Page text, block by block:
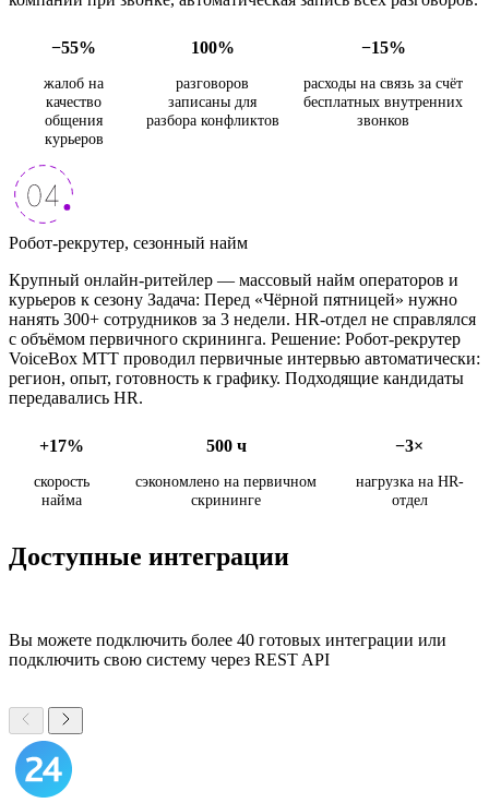
−55% 100% −15%
жалоб на
качество
общения
курьеров
разговоров
записаны для
разбора конфликтов
расходы на связь за счёт
бесплатных внутренних
звонков
Робот-рекрутер, сезонный найм
Крупный онлайн-ритейлер — массовый найм операторов и
курьеров к сезону Задача: Перед «Чёрной пятницей» нужно
нанять 300+ сотрудников за 3 недели. HR-отдел не справлялся
с объёмом первичного скрининга. Решение: Робот-рекрутер
VoiceBox МТТ проводил первичные интервью автоматически:
регион, опыт, готовность к графику. Подходящие кандидаты
передавались HR.
+17% 500 ч −3×
скорость
найма
сэкономлено на первичном
скрининге
нагрузка на HR-
отдел
Доступные интеграции
Вы можете подключить более 40 готовых интеграции или
подключить свою систему через REST API